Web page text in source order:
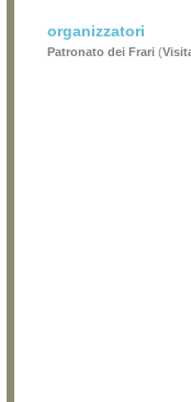
organizzatori
Patronato dei Frari (